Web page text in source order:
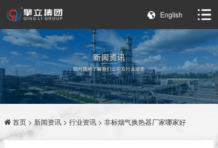
English
首页> 新闻资讯> 行业资讯> 非标烟气换热器厂家哪家好